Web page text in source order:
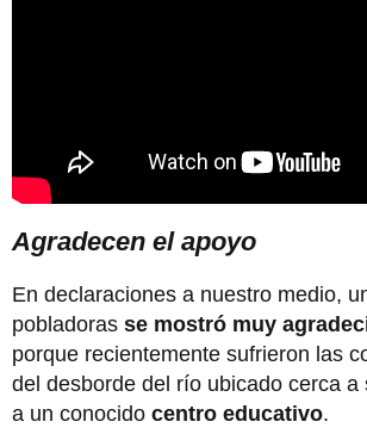
Agradecen el apoyo
En declaraciones a nuestro medio,
pobladoras se mostró muy
porque recientemente sufrieron las
del desborde del río ubicado cerca a
a un conocido centro educativo.